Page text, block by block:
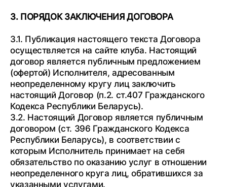
3. ПОРЯДОК ЗАКЛЮЧЕНИЯ ДОГОВОРА
3.1. Публикация настоящего текста Договора
осуществляется на сайте клуба. Настоящий
договор является публичным предложением
(офертой) Исполнителя, адресованным
неопределенному кругу лиц заключить
настоящий Договор (п.2. ст.407 Гражданского
Кодекса Республики Беларусь).
3.2. Настоящий Договор является публичным
договором (ст. 396 Гражданского Кодекса
Республики Беларусь), в соответствии с
которым Исполнитель принимает на себя
обязательство по оказанию услуг в отношении
неопределенного круга лиц, обратившихся за
указанными услугами.